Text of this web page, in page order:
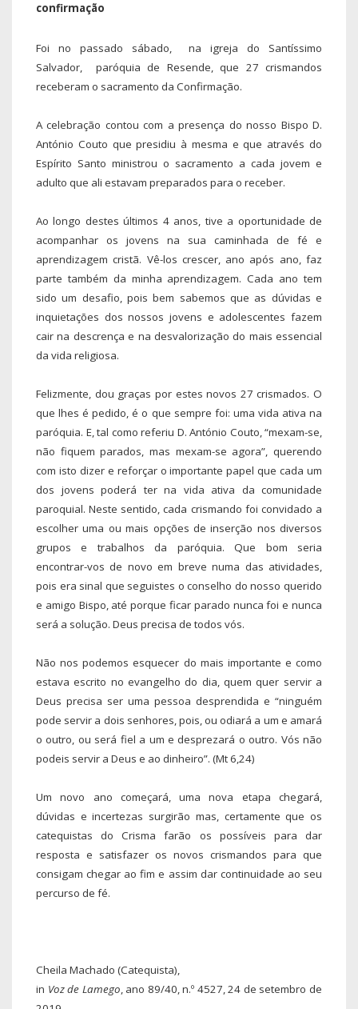
confirmação
Foi no passado sábado, na igreja do Santíssimo
Salvador, paróquia de Resende, que 27 crismandos
receberam o sacramento da Confirmação.
A celebração contou com a presença do nosso Bispo D.
António Couto que presidiu à mesma e que através do
Espírito Santo ministrou o sacramento a cada jovem e
adulto que ali estavam preparados para o receber.
Ao longo destes últimos 4 anos, tive a oportunidade de
acompanhar os jovens na sua caminhada de fé e
aprendizagem cristã. Vê-los crescer, ano após ano, faz
parte também da minha aprendizagem. Cada ano tem
sido um desafio, pois bem sabemos que as dúvidas e
inquietações dos nossos jovens e adolescentes fazem
cair na descrença e na desvalorização do mais essencial
da vida religiosa.
Felizmente, dou graças por estes novos 27 crismados. O
que lhes é pedido, é o que sempre foi: uma vida ativa na
paróquia. E, tal como referiu D. António Couto, “mexam-se,
não fiquem parados, mas mexam-se agora”, querendo
com isto dizer e reforçar o importante papel que cada um
dos jovens poderá ter na vida ativa da comunidade
paroquial. Neste sentido, cada crismando foi convidado a
escolher uma ou mais opções de inserção nos diversos
grupos e trabalhos da paróquia. Que bom seria
encontrar-vos de novo em breve numa das atividades,
pois era sinal que seguistes o conselho do nosso querido
e amigo Bispo, até porque ficar parado nunca foi e nunca
será a solução. Deus precisa de todos vós.
Não nos podemos esquecer do mais importante e como
estava escrito no evangelho do dia, quem quer servir a
Deus precisa ser uma pessoa desprendida e “ninguém
pode servir a dois senhores, pois, ou odiará a um e amará
o outro, ou será fiel a um e desprezará o outro. Vós não
podeis servir a Deus e ao dinheiro”. (Mt 6,24)
Um novo ano começará, uma nova etapa chegará,
dúvidas e incertezas surgirão mas, certamente que os
catequistas do Crisma farão os possíveis para dar
resposta e satisfazer os novos crismandos para que
consigam chegar ao fim e assim dar continuidade ao seu
percurso de fé.
Cheila Machado (Catequista),
in Voz de Lamego, ano 89/40, n.º 4527, 24 de setembro de